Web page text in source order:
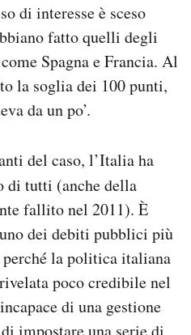
di interesse è sceso
fatto quelli degli
Spagna e Francia. Al
la soglia dei 100 punti,
da un po’.
del caso, l’Italia ha
tutti (anche della
fallito nel 2011). È
dei debiti pubblici più
la politica italiana
poco credibile nel
di una gestione